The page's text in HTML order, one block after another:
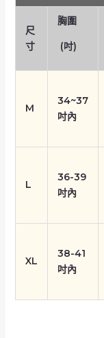
尺
寸
胸圍
(吋)
M
34~37
吋內
L
36-39
吋內
XL
38-41
吋內